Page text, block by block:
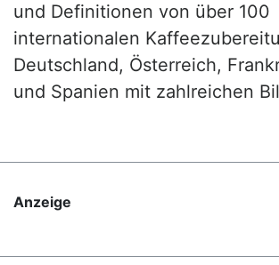
und Definitionen von über 100
internationalen
Deutschland, Österreich,
und Spanien mit zahlreichen
Anzeige